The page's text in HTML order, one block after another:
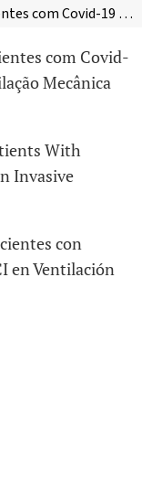
Manifestações Psicológicas em Pacientes com Covid-19 Hospitalizados em UTI sob Ventilação Mecânica Invasiva